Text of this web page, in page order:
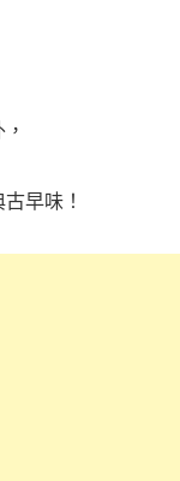
早味！